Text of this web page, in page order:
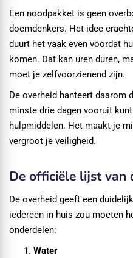
Een noodpakket is geen
doemdenkers. Het idee
duurt het vaak even voordat
komen. Dat kan uren duren,
moet je zelfvoorzienend zijn.
De overheid hanteert daarom
minste drie dagen vooruit
hulpmiddelen. Het maakt je
vergroot je veiligheid.
De officiële lijst van
De overheid geeft een
iedereen in huis zou moeten
onderdelen:
Water